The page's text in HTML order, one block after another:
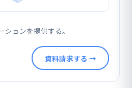
ョンを提供する。
資料請求する →